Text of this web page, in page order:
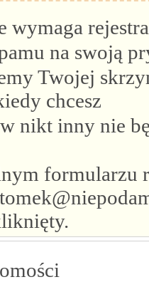
wymaga
na swoją
Twojej
chcesz
nikt inny nie
formularzu